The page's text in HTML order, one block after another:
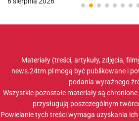
Materiały (treści, artykuły, zdjęcia,
news.24tm.pl mogą być publikowane i
podania wyraźnego
Wszystkie pozostałe materiały są
przysługują poszczególnym
Powielanie tych treści wymaga uzyskania